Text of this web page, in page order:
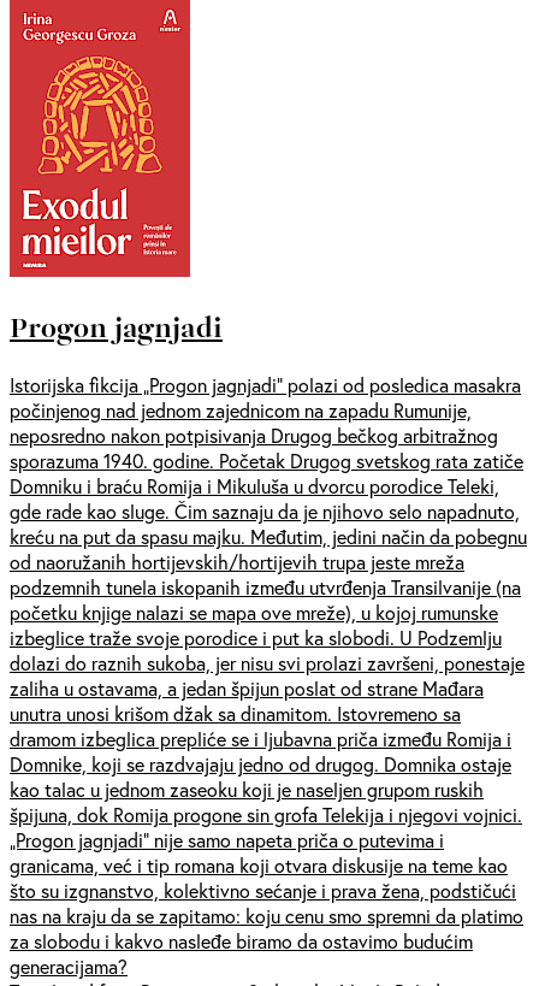
Progon jagnjadi
Istorijska fikcija „Progon jagnjadi” polazi od posledica masakra
počinjenog nad jednom zajednicom na zapadu Rumunije,
neposredno nakon potpisivanja Drugog bečkog arbitražnog
sporazuma 1940. godine. Početak Drugog svetskog rata zatiče
Domniku i braću Romija i Mikuluša u dvorcu porodice Teleki,
gde rade kao sluge. Čim saznaju da je njihovo selo napadnuto,
kreću na put da spasu majku. Međutim, jedini način da pobegnu
od naoružanih hortijevskih/hortijevih trupa jeste mreža
podzemnih tunela iskopanih između utvrđenja Transilvanije (na
početku knjige nalazi se mapa ove mreže), u kojoj rumunske
izbeglice traže svoje porodice i put ka slobodi. U Podzemlju
dolazi do raznih sukoba, jer nisu svi prolazi završeni, ponestaje
zaliha u ostavama, a jedan špijun poslat od strane Mađara
unutra unosi krišom džak sa dinamitom. Istovremeno sa
dramom izbeglica prepliće se i ljubavna priča između Romija i
Domnike, koji se razdvajaju jedno od drugog. Domnika ostaje
kao talac u jednom zaseoku koji je naseljen grupom ruskih
špijuna, dok Romija progone sin grofa Telekija i njegovi vojnici.
„Progon jagnjadi” nije samo napeta priča o putevima i
granicama, već i tip romana koji otvara diskusije na teme kao
što su izgnanstvo, kolektivno sećanje i prava žena, podstičući
nas na kraju da se zapitamo: koju cenu smo spremni da platimo
za slobodu i kakvo nasleđe biramo da ostavimo budućim
generacijama?